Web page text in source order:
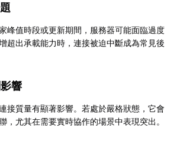
峰值時段或更新期間，服務器可能面臨過度
超出承載能力時，連接被迫中斷成為常見後
響
接質量有顯著影響。若處於嚴格狀態，它會
，尤其在需要實時協作的場景中表現突出。